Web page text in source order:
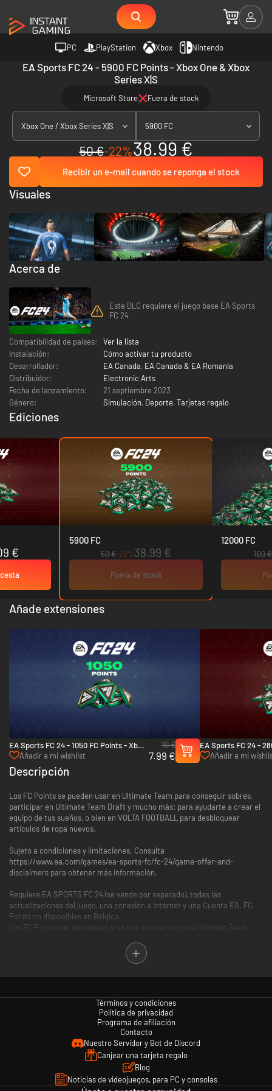
PC PlayStation Xbox Nintendo
EA Sports FC 24 - 5900 FC Points - Xbox One & Xbox
Series X|S
Microsoft Store Fuera de stock
Xbox One / Xbox Series X|S 5900 FC
50 €-22%38.99 €
Recibir un e-mail cuando se reponga el stock
Acerca de
Este DLC requiere el juego base EA Sports
FC 24
Compatibilidad de países:
Ver la lista
Instalación:
Cómo activar tu producto
Desarrollador:
EA Canada, EA Canada & EA Romania
Distribuidor:
Electronic Arts
Fecha de lanzamiento:
21 septiembre 2023
Género:
Simulación, Deporte, Tarjetas regalo
Ediciones
€
5900 FC
50 €-22%38.99 €
Fuera de stock
12000 FC
100 €
Añade extensiones
EA Sports FC 24 - 1050 FC Points - Xbox
One & Xbox Series X|S
Añadir a mi wishlist
10 €
7.99 €
EA Sports FC 24 -
Xbox One & Xbox
Añadir a mi
Visuales
Descripción
Los FC Points se pueden usar en Ultimate Team para conseguir sobres,
participar en Ultimate Team Draft y mucho más: para ayudarte a crear el
equipo de tus sueños, o bien en VOLTA FOOTBALL para desbloquear
artículos de ropa nuevos.
Sujeto a condiciones y limitaciones. Consulta
https://www.ea.com/games/ea-sports-fc/fc-24/game-offer-and-
disclaimers para obtener más información.
Requiere EA SPORTS FC 24 (se vende por separado), todas las
actualizaciones del juego, una conexión a Internet y una Cuenta EA. FC
Points no disponibles en Bélgica.
Los FC Points son opcionales y no son necesarios para Ultimate Team.
© 2023 Electronic Arts Inc. Electronic Arts, EA, EA SPORTS, el logotipo
de EA SPORTS, EA SPORTS FC, el logotipo de EA SPORTS FC, Ultimate
Términos y condiciones
Política de privacidad
Programa de afiliación
Contacto
Nuestro Servidor y Bot de Discord
Canjear una tarjeta regalo
Blog
Noticias de videojuegos, para PC y consolas